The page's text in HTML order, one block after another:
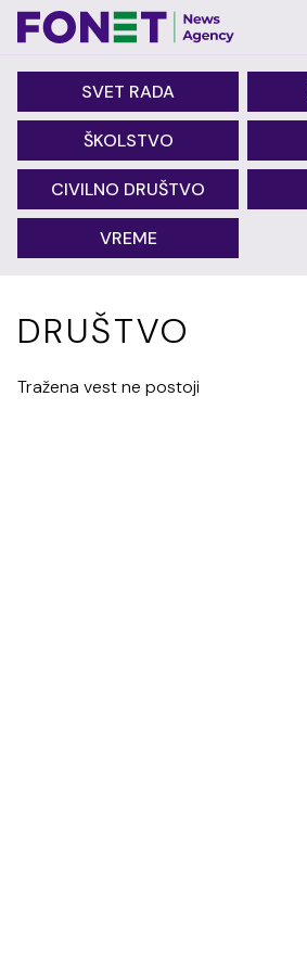
SVET RADA
ŠKOLSTVO
CIVILNO DRUŠTVO
VREME
DRUŠTVO
Tražena vest ne postoji